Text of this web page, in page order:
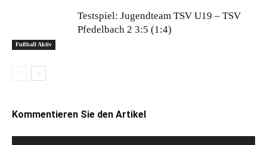
Fußball Aktiv
Testspiel: Jugendteam TSV U19 – TSV
Pfedelbach 2 3:5 (1:4)
Kommentieren Sie den Artikel